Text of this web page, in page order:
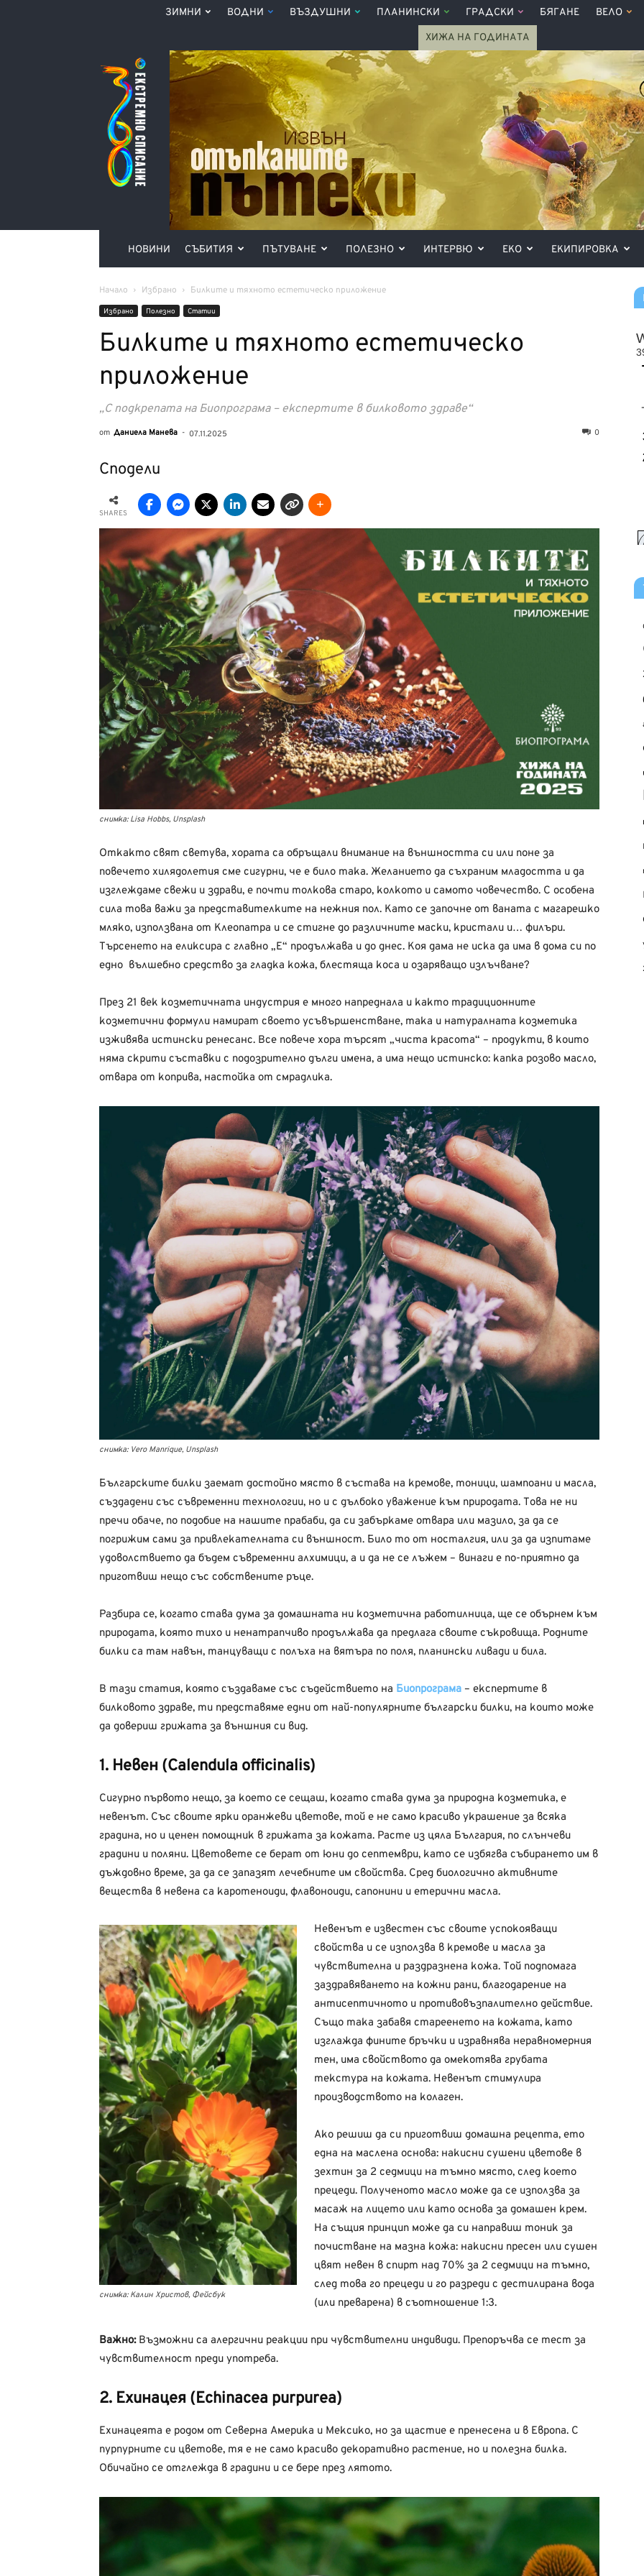
ЗИМНИ ВОДНИ ВЪЗДУШНИ ПЛАНИНСКИ ГРАДСКИ БЯГАНЕ ВЕЛО
ХИЖА НА ГОДИНАТА
Списание
360°
НОВИНИ СЪБИТИЯ ПЪТУВАНЕ ПОЛЕЗНО ИНТЕРВЮ ЕКО ЕКИПИРОВКА
Начало Избрано Билките и тяхното естетическо приложение
Избрано Полезно Статии
Билките и тяхното естетическо
приложение
„С подкрепата на Биопрограма – експертите в билковото здраве“
от Даниела Манева - 07.11.2025 0
Сподели
SHARES
снимка: Lisa Hobbs, Unsplash
Откакто свят светува, хората са обръщали внимание на външността си или поне за
повечето хилядолетия сме сигурни, че е било така. Желанието да съхраним младостта и да
изглеждаме свежи и здрави, е почти толкова старо, колкото и самото човечество. С особена
сила това важи за представителките на нежния пол. Като се започне от ваната с магарешко
мляко, използвана от Клеопатра и се стигне до различните маски, кристали и… филъри.
Търсенето на еликсира с главно „Е“ продължава и до днес. Коя дама не иска да има в дома си по
едно вълшебно средство за гладка кожа, блестяща коса и озаряващо излъчване?
През 21 век козметичната индустрия е много напреднала и както традиционните
козметични формули намират своето усъвършенстване, така и натуралната козметика
изживява истински ренесанс. Все повече хора търсят „чиста красота“ – продукти, в които
няма скрити съставки с подозрително дълги имена, а има нещо истинско: капка розово масло,
отвара от коприва, настойка от смрадлика.
снимка: Vero Manrique, Unsplash
Българските билки заемат достойно място в състава на кремове, тоници, шампоани и масла,
създадени със съвременни технологии, но и с дълбоко уважение към природата. Това не ни
пречи обаче, по подобие на нашите прабаби, да си забъркаме отвара или мазило, за да се
погрижим сами за привлекателната си външност. Било то от носталгия, или за да изпитаме
удоволствието да бъдем съвременни алхимици, а и да не се лъжем – винаги е по-приятно да
приготвиш нещо със собствените ръце.
Разбира се, когато става дума за домашната ни козметична работилница, ще се обърнем към
природата, която тихо и ненатрапчиво продължава да предлага своите съкровища. Родните
билки са там навън, танцуващи с полъха на вятъра по поля, планински ливади и била.
В тази статия, която създаваме със съдействието на Биопрограма – експертите в
билковото здраве, ти представяме едни от най-популярните български билки, на които може
да довериш грижата за външния си вид.
1. Невен (Calendula officinalis)
Сигурно първото нещо, за което се сещаш, когато става дума за природна козметика, е
невенът. Със своите ярки оранжеви цветове, той е не само красиво украшение за всяка
градина, но и ценен помощник в грижата за кожата. Расте из цяла България, по слънчеви
градини и поляни. Цветовете се берат от юни до септември, като се избягва събирането им в
дъждовно време, за да се запазят лечебните им свойства. Сред биологично активните
вещества в невена са каротеноиди, флавоноиди, сапонини и етерични масла.
снимка: Калин Христов, Фейсбук
Невенът е известен със своите успокояващи
свойства и се използва в кремове и масла за
чувствителна и раздразнена кожа. Той подпомага
заздравяването на кожни рани, благодарение на
антисептичното и противовъзпалително действие.
Също така забавя стареенето на кожата, като
изглажда фините бръчки и изравнява неравномерния
тен, има свойството да омекотява грубата
текстура на кожата. Невенът стимулира
производството на колаген.
Ако решиш да си приготвиш домашна рецепта, ето
една на маслена основа: накисни сушени цветове в
зехтин за 2 седмици на тъмно място, след което
прецеди. Полученото масло може да се използва за
масаж на лицето или като основа за домашен крем.
На същия принцип може да си направиш тоник за
почистване на мазна кожа: накисни пресен или сушен
цвят невен в спирт над 70% за 2 седмици на тъмно,
след това го прецеди и го разреди с дестилирана вода
(или преварена) в съотношение 1:3.
Важно:Възможни са алергични реакции при чувствителни индивиди. Препоръчва се тест за
чувствителност преди употреба.
2. Ехинацея (Echinacea purpurea)
Ехинацеята е родом от Северна Америка и Мексико, но за щастие е пренесена и в Европа. С
пурпурните си цветове, тя е не само красиво декоративно растение, но и полезна билка.
Обичайно се отглежда в градини и се бере през лятото.